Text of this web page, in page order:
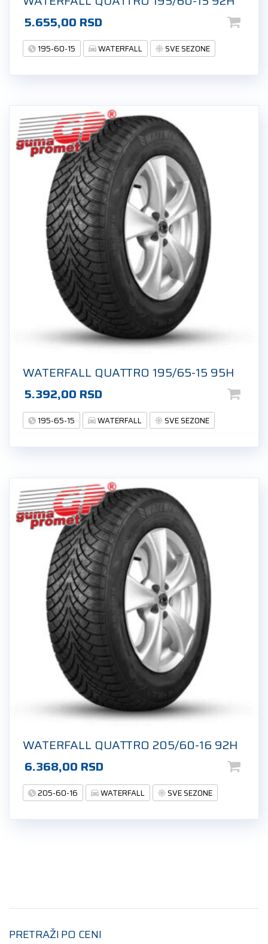
5.655,00 RSD
195-60-15 WATERFALL SVE SEZONE
WATERFALL QUATTRO 195/65-15 95H
5.392,00 RSD
195-65-15 WATERFALL SVE SEZONE
WATERFALL QUATTRO 205/60-16 92H
6.368,00 RSD
205-60-16 WATERFALL SVE SEZONE
PRETRAŽI PO CENI